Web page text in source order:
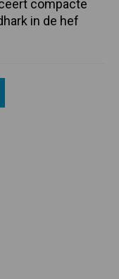
compacte
in de hef